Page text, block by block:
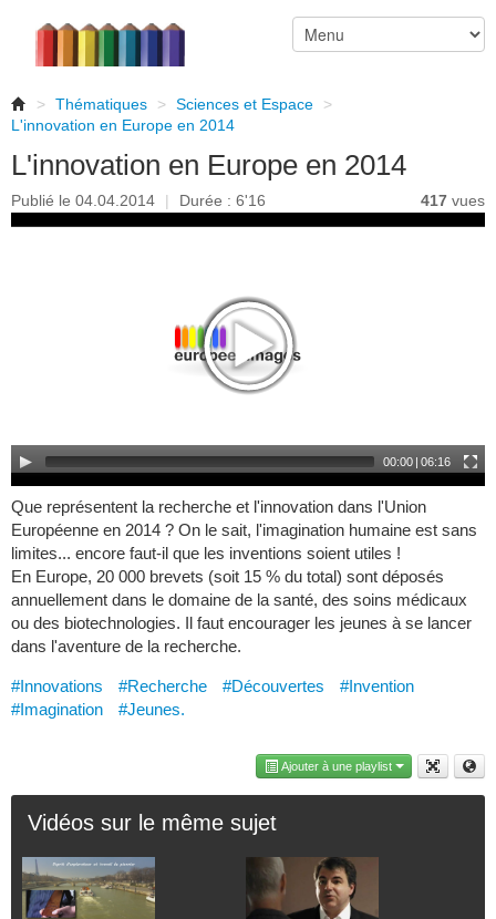
> Thématiques > Sciences et Espace
>
L'innovation en Europe en 2014
L'innovation en Europe en 2014
Publié le 04.04.2014 | Durée : 6'16 417 vues
00:00 | 06:16
Que représentent la recherche et l'innovation dans l'Union
Européenne en 2014 ? On le sait, l'imagination humaine est sans
limites... encore faut-il que les inventions soient utiles !
En Europe, 20 000 brevets (soit 15 % du total) sont déposés
annuellement dans le domaine de la santé, des soins médicaux
ou des biotechnologies. Il faut encourager les jeunes à se lancer
dans l'aventure de la recherche.
#Innovations #Recherche #Découvertes
#Invention
#Imagination
#Jeunes.
Ajouter à une playlist
Vidéos sur le même sujet